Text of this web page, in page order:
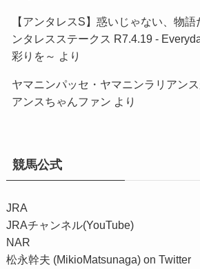
【アンタレスS】惑いじゃない、物
ンタレスステークス R7.4.19 -
彩りを～ より
ヤマニンパッセ・ヤマニンラリアン
アンスちゃんファン より
競馬公式
JRA
JRAチャンネル(YouTube)
NAR
松永幹夫 (MikioMatsunaga) on Twitter